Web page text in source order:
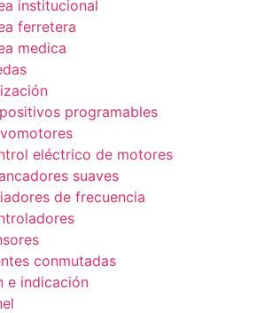
institucional
ferretera
medica
programables
eléctrico de motores
suaves
de frecuencia
conmutadas
e indicación